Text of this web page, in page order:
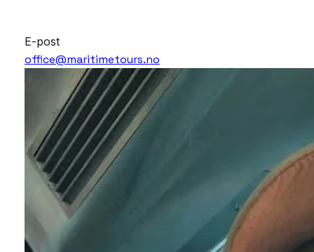
E-post
office@maritimetours.no